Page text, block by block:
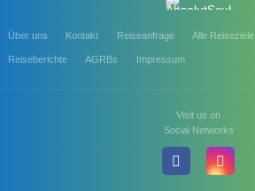
Über uns Kontakt Reiseanfrage Alle Reiseziele
Reiseberichte AGRBs Impressum
Visit us on
Social Networks